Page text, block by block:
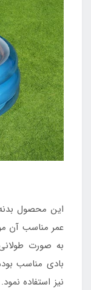
این محصول
عمر مناسب آن
به صورت
بادی مناسب
نیز استفاده